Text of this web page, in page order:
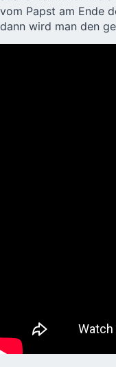
vom Papst am Ende
dann wird man den